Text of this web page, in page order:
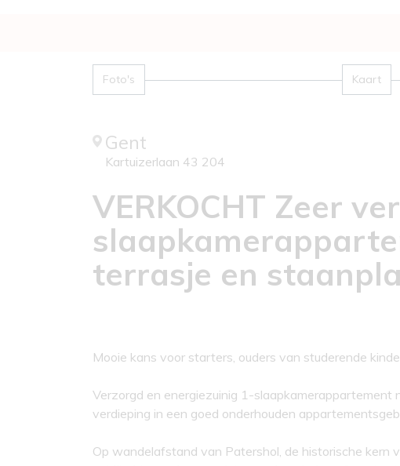
VERKOCHT Zeer
terrasje en
Gent
Kartuizerlaan 43 204
Foto's Kaart
Mooie kans voor starters, ouders van studerende
Verzorgd en energiezuinig 1-slaapkamerappartement
verdieping in een goed onderhouden
Op wandelafstand van Patershol, de historische kern